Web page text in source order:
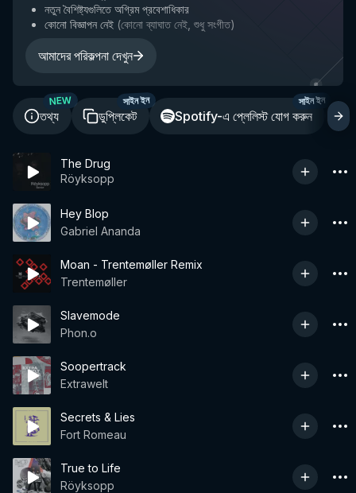
নতুন বৈশিষ্ট্যগুলিতে অগ্রিম প্রবেশাধিকার
কোনো বিজ্ঞাপন নেই (কোনো ব্যাঘাত নেই, শুধু সংগীত)
আমাদের পরিকল্পনা দেখুন
তথ্য
NEW
ডুপ্লিকেট
সাইন ইন
Spotify-এ প্লেলিস্ট যোগ করুন
সাইন ইন
The Drug
Röyksopp
Hey Blop
Gabriel Ananda
Moan - Trentemøller Remix
Trentemøller
Slavemode
Phon.o
Soopertrack
Extrawelt
Secrets & Lies
Fort Romeau
True to Life
Röyksopp